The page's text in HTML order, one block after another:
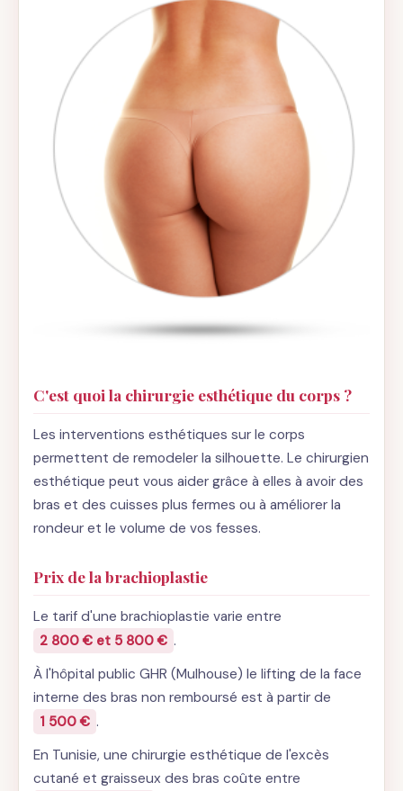
C'est quoi la chirurgie esthétique du corps ?
Les interventions esthétiques sur le corps
permettent de remodeler la silhouette. Le chirurgien
esthétique peut vous aider grâce à elles à avoir des
bras et des cuisses plus fermes ou à améliorer la
rondeur et le volume de vos fesses.
Prix de la brachioplastie
Le tarif d'une brachioplastie varie entre
2 800 € et 5 800 € .
À l'hôpital public GHR (Mulhouse) le lifting de la face
interne des bras non remboursé est à partir de
1 500 € .
En Tunisie, une chirurgie esthétique de l'excès
cutané et graisseux des bras coûte entre